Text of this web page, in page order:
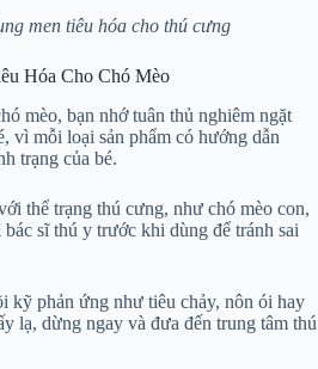
men tiêu hóa cho thú cưng
Hóa Cho Chó Mèo
mèo, bạn nhớ tuân thủ nghiêm ngặt
vì mỗi loại sản phẩm có hướng dẫn
trạng của bé.
thể trạng thú cưng, như chó mèo con,
sĩ thú y trước khi dùng để tránh sai
kỹ phản ứng như tiêu chảy, nôn ói hay
lạ, dừng ngay và đưa đến trung tâm thú